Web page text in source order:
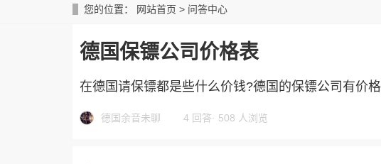
您的位置： 网站首页 > 问答中心
德国保镖公司价格表
在德国请保镖都是些什么价钱?德国的保镖公司有价
德国余音未聊 4 回答· 508 人浏览